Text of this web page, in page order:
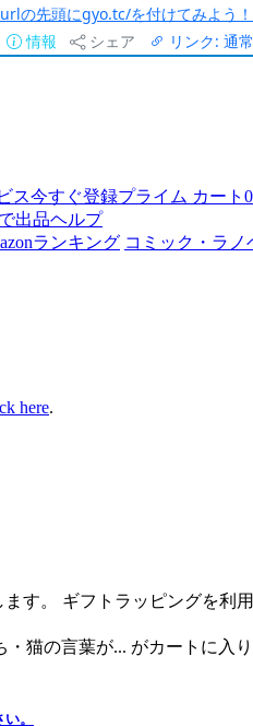
urlの先頭にgyo.tc/を付けてみよう！
情報
シェア リンク: 通常